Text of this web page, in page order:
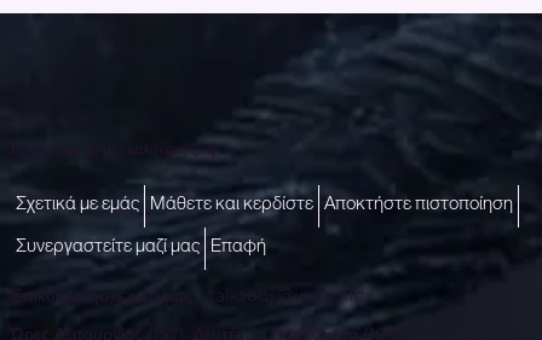
Πρόσβαση σε μια καλύτερη ζωή
Επικοινωνήστε μαζί μας - talktous@icare.life
Σχετικά με εμάς Μάθετε και κερδίστε Αποκτήστε πιστοποίηση
Συνεργαστείτε μαζί μας Επαφή
Ώρες Λειτουργίας (IST): Δευτέρα - Παρασκευή (10:00 π.μ. έως 6:00